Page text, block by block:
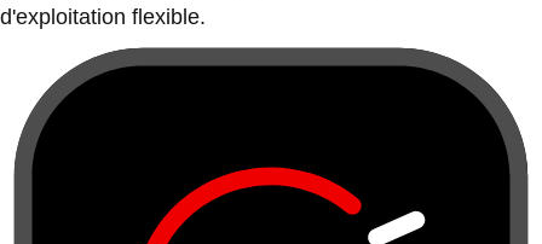
d'exploitation flexible.